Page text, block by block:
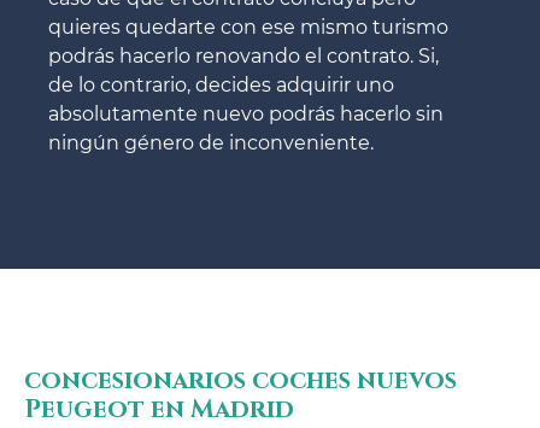
quieres quedarte con ese mismo turismo
podrás hacerlo renovando el contrato. Si,
de lo contrario, decides adquirir uno
absolutamente nuevo podrás hacerlo sin
ningún género de inconveniente.
concesionarios coches nuevos
Peugeot en Madrid